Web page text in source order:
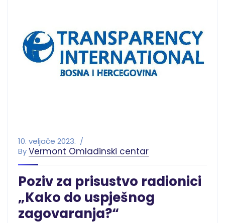
10. veljače 2023.
ByVermont Omladinski centar
Poziv za prisustvo radionici
„Kako do uspješnog
zagovaranja?“